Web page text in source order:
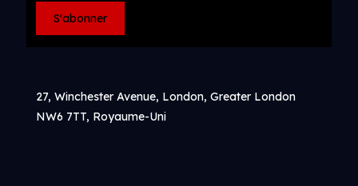
27, Winchester Avenue, London, Greater London
NW6 7TT, Royaume-Uni